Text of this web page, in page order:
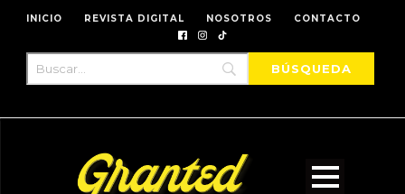
INICIO REVISTA DIGITAL NOSOTROS CONTACTO